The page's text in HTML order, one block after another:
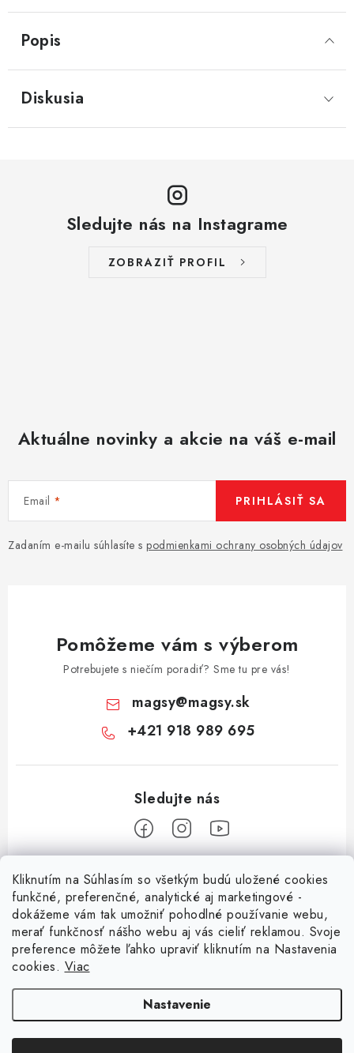
Kliknutím na Súhlasím so všetkým budú uložené cookies
funkčné, preferenčné, analytické aj marketingové -
dokážeme vám tak umožniť pohodlné používanie webu,
merať funkčnosť nášho webu aj vás cieliť reklamou. Svoje
preference môžete ľahko upraviť kliknutím na Nastavenia
cookies. Viac
Nastavenie
Popis
Diskusia
Sledujte nás na Instagrame
ZOBRAZIŤ PROFIL
Aktuálne novinky a akcie na váš e-mail
Email
Zadaním e-mailu súhlasíte s podmienkami ochrany osobných údajov
PRIHLÁSIŤ SA
Pomôžeme vám s výberom
Potrebujete s niečím poradiť? Sme tu pre vás!
magsy@magsy.sk
+421 918 989 695
Informácie pre vás
O nás
Obchodné podmienky
Facebook